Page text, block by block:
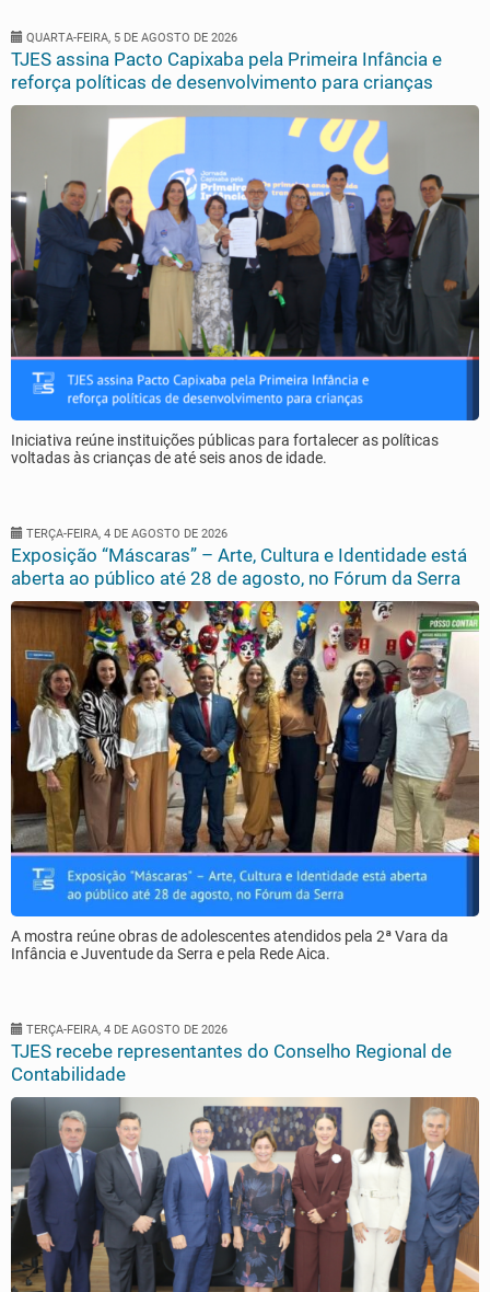
QUARTA-FEIRA, 5 DE AGOSTO DE 2026
TJES assina Pacto Capixaba pela Primeira Infância e
reforça políticas de desenvolvimento para crianças
Iniciativa reúne instituições públicas para fortalecer as políticas
voltadas às crianças de até seis anos de idade.
TERÇA-FEIRA, 4 DE AGOSTO DE 2026
Exposição “Máscaras” – Arte, Cultura e Identidade está
aberta ao público até 28 de agosto, no Fórum da Serra
A mostra reúne obras de adolescentes atendidos pela 2ª Vara da
Infância e Juventude da Serra e pela Rede Aica.
TERÇA-FEIRA, 4 DE AGOSTO DE 2026
TJES recebe representantes do Conselho Regional de
Contabilidade